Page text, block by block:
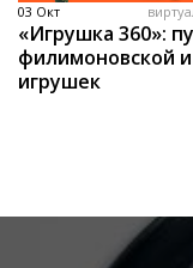
03 Окт
«Игрушка 360»:
филимоновской
игрушек